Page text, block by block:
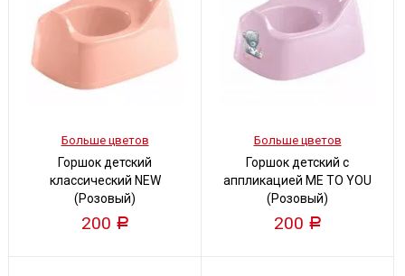
Больше цветов
Горшок детский
классический NEW
(Розовый)
200 Р
Больше цветов
Горшок детский с
аппликацией ME TO YOU
(Розовый)
200 Р